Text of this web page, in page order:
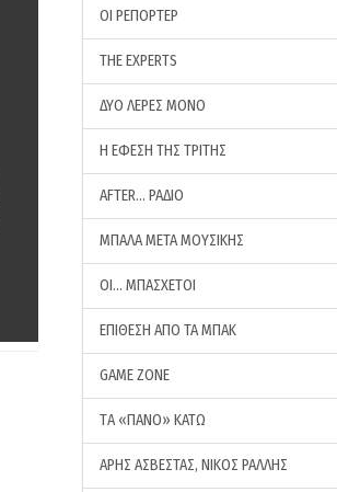
ΟΙ ΡΕΠΟΡΤΕΡ
THE EXPERTS
ΔΥΟ ΛΕΡΕΣ ΜΟΝΟ
Η ΕΦΕΣΗ ΤΗΣ ΤΡΙΤΗΣ
AFTER… ΡΑΔΙΟ
ΜΠΑΛΑ ΜΕΤΑ ΜΟΥΣΙΚΗΣ
ΟΙ… ΜΠΑΣΧΕΤΟΙ
ΕΠΙΘΕΣΗ ΑΠΟ ΤΑ ΜΠΑΚ
GAME ZONE
ΤA «ΠΑΝΟ» ΚΑΤΩ
ΑΡΗΣ ΑΣΒΕΣΤΑΣ, ΝΙΚΟΣ ΡΑΛΛΗΣ